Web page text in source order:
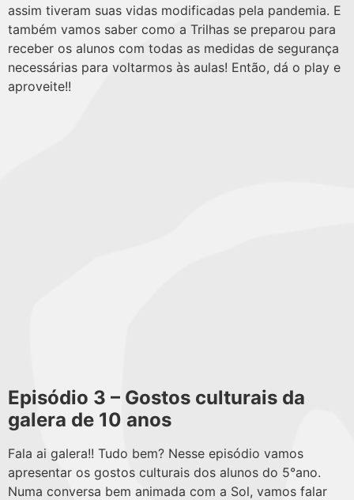
assim tiveram suas vidas modificadas pela pandemia. E
também vamos saber como a Trilhas se preparou para
receber os alunos com todas as medidas de segurança
necessárias para voltarmos às aulas! Então, dá o play e
aproveite!!
Episódio 3 – Gostos culturais da
galera de 10 anos
Fala ai galera!! Tudo bem? Nesse episódio vamos
apresentar os gostos culturais dos alunos do 5°ano.
Numa conversa bem animada com a Sol, vamos falar